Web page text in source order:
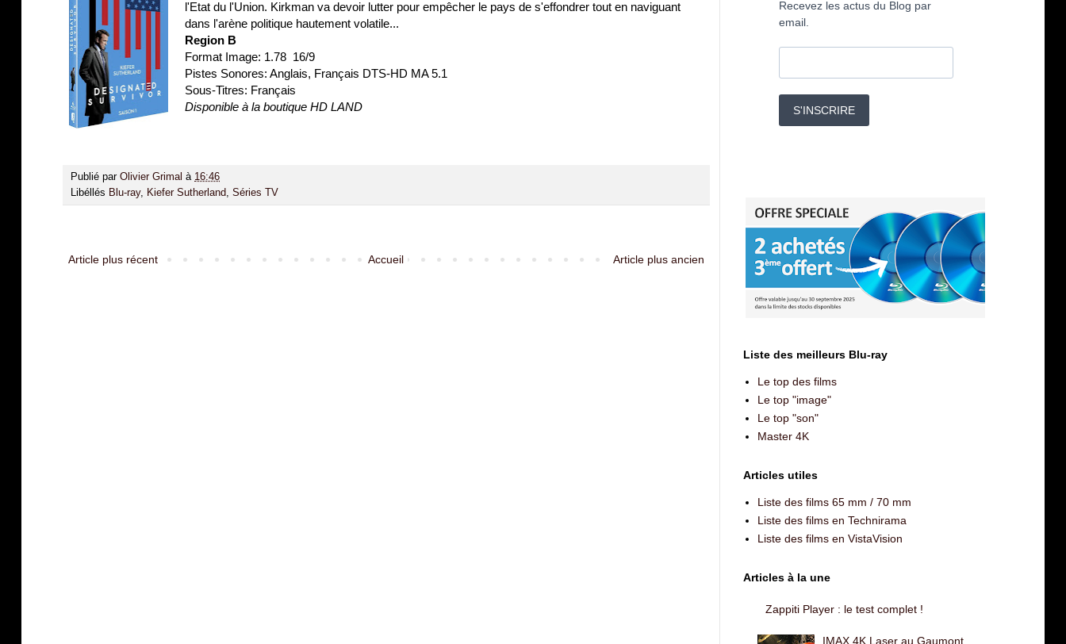
l'Etat du l'Union. Kirkman va devoir lutter pour empêcher le pays de s'effondrer tout en naviguant
dans l'arène politique hautement volatile...
Region B
Format Image: 1.78 16/9
Pistes Sonores: Anglais, Français DTS-HD MA 5.1
Sous-Titres: Français
Disponible à la boutique HD LAND
Publié par Olivier Grimal à 16:46
Libéllés Blu-ray, Kiefer Sutherland, Séries TV
Article plus récent Article plus ancien
Accueil
Recevez les actus du Blog par
email.
S'INSCRIRE
Liste des meilleurs Blu-ray
Le top des films
Le top "image"
Le top "son"
Master 4K
Articles utiles
Liste des films 65 mm / 70 mm
Liste des films en Technirama
Liste des films en VistaVision
Articles à la une
Zappiti Player : le test complet !
IMAX 4K Laser au Gaumont